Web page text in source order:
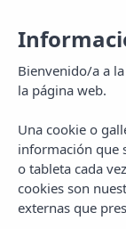
Bienvenido/a a
la página web.
Una cookie o
información que
o tableta cada
cookies son
externas que